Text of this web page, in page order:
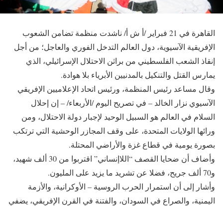
القاهرة في 21 فبراير /أ ش أ/ ناشدت منظمة تضامن الشعوب
الإفريقية الآسيوية، دول العالم التدخل الفوري والعاجل؛ من أجل
إنقاذ الشعب الفلسطيني من براثن الاحتلال الإسرائيلي، الذي
يمارس القتل والتنكيل بالمدنيين الأبرياء بلا هوادة.
وقال مساعد رئيس المنظمة، ورئيس اتحاد الإعلاميين الإفريقي
الآسيوي نزار الخالد – في تصريح اليوم /الأربعاء/ – إن إحلال
السلام في العالم هو السبيل الوحيد لإجبار دولة الاحتلال، ومن
ورائها الولايات المتحدة، على وقف المجازر الوحشية التي ترتكب
بصورة يومية في قطاع غزة والأراضي المحتلة.
وأضاف أن ضحايا القصف “اللاإنساني” اقتربوا من 30 ألف شهيد،
و70 ألف جريح، فضلا عن تشريد ما يزيد على المليون.
وأشار إلى أن استمرار الحرب الروسية – الأوكرانية، والأزمة
اليمنية، والصراع في السودان، والفتنة في القرن الإفريقي، يضفي